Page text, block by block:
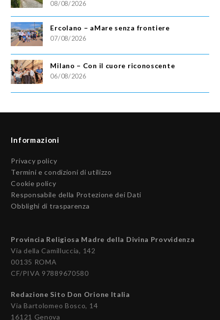
08/08/2026
Ercolano – aMare senza frontiere
07/08/2026
Milano – Con il cuore riconoscente
06/08/2026
Informazioni
Privacy policy
Termini e condizioni di utilizzo
Cookie policy
Responsabile della Protezione dei Dati
Obblighi di trasparenza
Provincia Religiosa Madre della Divina Provvidenza
Via della Camilluccia, 142
00135 ROMA
CF/PIVA 97889670580
Redazione Sito Don Orione Italia
Via Bartolomeo Bosco, 14
16121 Genova